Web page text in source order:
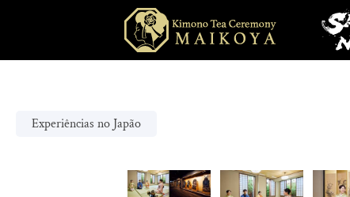
Experiências no Japão